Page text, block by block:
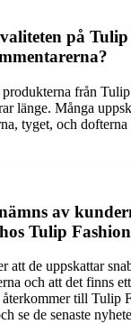
på Tulip
från
länge. Många
tyget, och
av
Tulip
att de uppskattar
och att det finns
till Tulip
se de senaste